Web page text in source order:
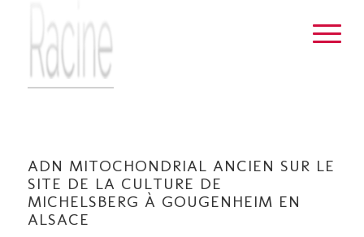
ADN MITOCHONDRIAL ANCIEN SUR LE
SITE DE LA CULTURE DE
MICHELSBERG À GOUGENHEIM EN
ALSACE